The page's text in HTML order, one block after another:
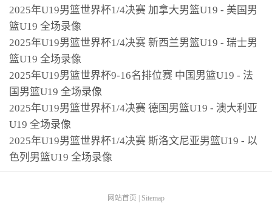
2025年U19男篮世界杯1/4决赛 加拿大男篮U19 - 美国男
篮U19 全场录像
2025年U19男篮世界杯1/4决赛 新西兰男篮U19 - 瑞士男
篮U19 全场录像
2025年U19男篮世界杯9-16名排位赛 中国男篮U19 - 法
国男篮U19 全场录像
2025年U19男篮世界杯1/4决赛 德国男篮U19 - 澳大利亚
U19 全场录像
2025年U19男篮世界杯1/4决赛 斯洛文尼亚男篮U19 - 以
色列男篮U19 全场录像
网站首页
Sitemap